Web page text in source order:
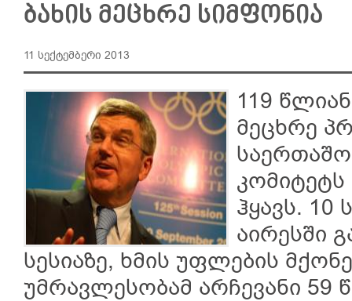
ბახის მეცხრე სიმფონია
11 სექტემბერი 2013
119
მეცხრე
ჰყავს. 10
აირესში
სესიაზე, ხმის უფლების
უმრავლესობამ არჩევანი 59